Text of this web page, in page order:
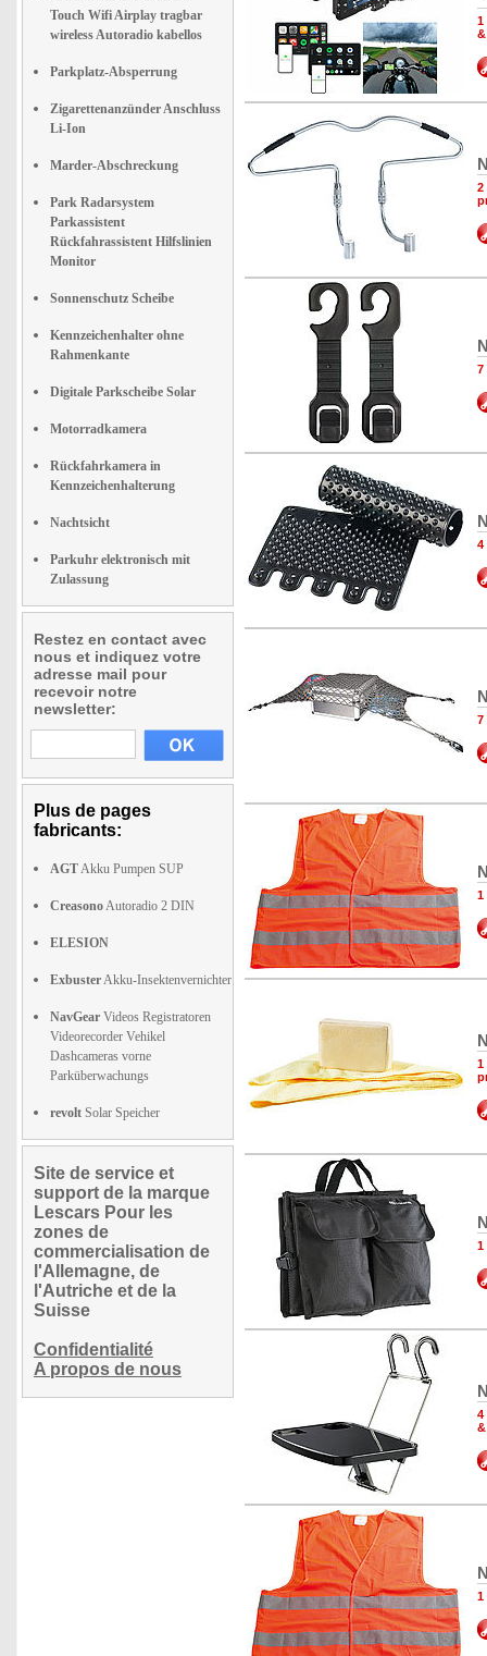
Touch Wifi Airplay tragbar
wireless Autoradio kabellos
Parkplatz-Absperrung
Zigarettenanzünder Anschluss
Li-Ion
Marder-Abschreckung
Park Radarsystem
Parkassistent
Rückfahrassistent Hilfslinien
Monitor
Sonnenschutz Scheibe
Kennzeichenhalter ohne
Rahmenkante
Digitale Parkscheibe Solar
Motorradkamera
Rückfahrkamera in
Kennzeichenhalterung
Nachtsicht
Parkuhr elektronisch mit
Zulassung
Restez en contact avec
nous et indiquez votre
adresse mail pour
recevoir notre
newsletter:
Plus de pages
fabricants:
AGTAkku Pumpen SUP
CreasonoAutoradio 2 DIN
ELESION
ExbusterAkku-Insektenvernichter
NavGear Videos Registratoren
Videorecorder Vehikel
Dashcameras vorne
Parküberwachungs
revolt Solar Speicher
Site de service et
support de la marque
Lescars Pour les
zones de
commercialisation de
l'Allemagne, de
l'Autriche et de la
Suisse
Confidentialité
A propos de nous
1
2
7
4
7
1
1
1
4
1